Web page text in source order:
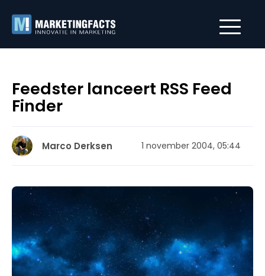
Feedster lanceert RSS Feed
Finder
Marco Derksen 1 november 2004, 05:44